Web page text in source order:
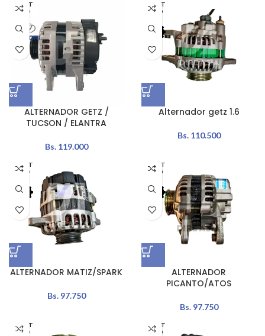
AGOT
ADO
ALTERNADOR GETZ /
TUCSON / ELANTRA
Bs.119.000
AGOT
ADO
Alternador getz 1.6
Bs.110.500
AGOT
ADO
ALTERNADOR MATIZ/SPARK
Bs.97.750
AGOT
ADO
ALTERNADOR
PICANTO/ATOS
Bs.97.750
AGOT
ADO
AGOT
ADO